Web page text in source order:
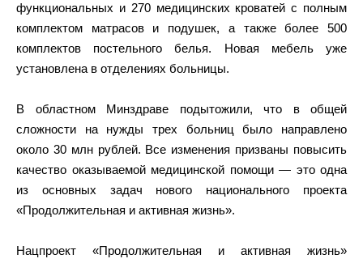
функциональных и 270 медицинских кроватей с полным
комплектом матрасов и подушек, а также более 500
комплектов постельного белья. Новая мебель уже
установлена в отделениях больницы.
В областном Минздраве подытожили, что в общей
сложности на нужды трех больниц было направлено
около 30 млн рублей. Все изменения призваны повысить
качество оказываемой медицинской помощи — это одна
из основных задач нового национального проекта
«Продолжительная и активная жизнь».
Нацпроект «Продолжительная и активная жизнь»